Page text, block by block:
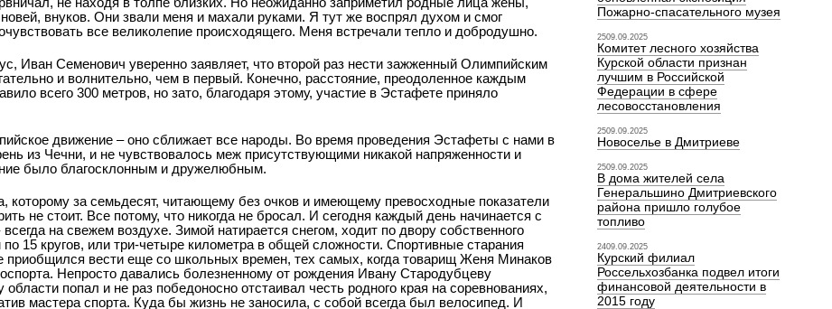
внуков. Они звали меня и махали руками. Я тут же воспрял духом и смог
все великолепие происходящего. Меня встречали тепло и добродушно.
Иван Семенович уверенно заявляет, что второй раз нести зажженный Олимпийским
и волнительно, чем в первый. Конечно, расстояние, преодоленное каждым
всего 300 метров, но зато, благодаря этому, участие в Эстафете приняло
движение – оно сближает все народы. Во время проведения Эстафеты с нами в
из Чечни, и не чувствовалось меж присутствующими никакой напряженности и
было благосклонным и дружелюбным.
которому за семьдесят, читающему без очков и имеющему превосходные показатели
не стоит. Все потому, что никогда не бросал. И сегодня каждый день начинается с
на свежем воздухе. Зимой натирается снегом, ходит по двору собственного
15 кругов, или три-четыре километра в общей сложности. Спортивные старания
приобщился вести еще со школьных времен, тех самых, когда товарищ Женя Минаков
Непросто давались болезненному от рождения Ивану Стародубцеву
попал и не раз победоносно отстаивал честь родного края на соревнованиях,
мастера спорта. Куда бы жизнь не заносила, с собой всегда был велосипед. И
Пожарно-спасательного музея
2509.09.2025
Комитет лесного хозяйства
Курской области признан
лучшим в Российской
Федерации в сфере
лесовосстановления
2509.09.2025
Новоселье в Дмитриеве
2509.09.2025
В дома жителей села
Генеральшино Дмитриевского
района пришло голубое
топливо
2409.09.2025
Курский филиал
Россельхозбанка подвел итоги
финансовой деятельности в
2015 году